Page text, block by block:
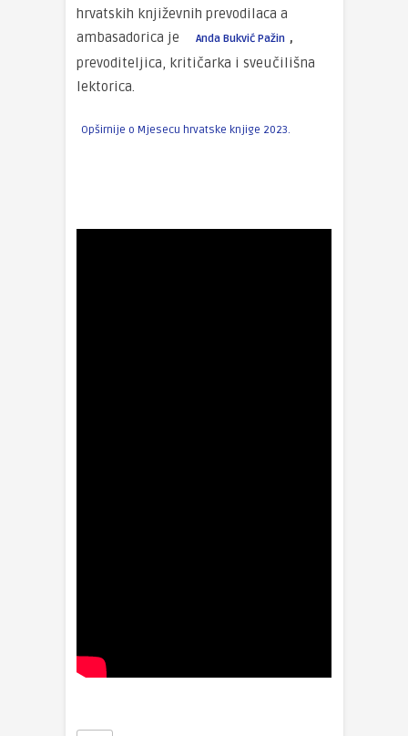
hrvatskih književnih prevodilaca a
ambasadorica je
Anda Bukvić Pažin ,
prevoditeljica, kritičarka i sveučilišna
lektorica.
Opširnije o Mjesecu hrvatske knjige 2023.